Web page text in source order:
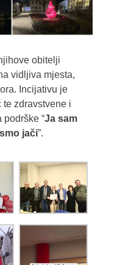
obitelji
vidljiva mjesta,
Incijativu je
zdravstvene i
“Ja sam
jači”.